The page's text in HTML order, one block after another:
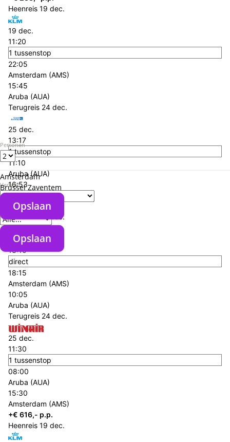
Personen
Verblijf
Verzorgingstype
Opslaan
Amsterdam
Brussel Zaventem
Opslaan
Heenreis 19 dec.
19 dec.
11:20
1 tussenstop
22:05
Amsterdam (AMS)
15:45
Aruba (AUA)
Terugreis 24 dec.
25 dec.
13:17
1 tussenstop
11:10
Aruba (AUA)
16:53
Amsterdam (AMS)
+€ 382,- p.p.
19 dec.
19 dec.
13:10
direct
18:15
Amsterdam (AMS)
10:05
Aruba (AUA)
Terugreis 24 dec.
25 dec.
11:30
1 tussenstop
08:00
Aruba (AUA)
15:30
Amsterdam (AMS)
+€ 616,- p.p.
Heenreis 19 dec.